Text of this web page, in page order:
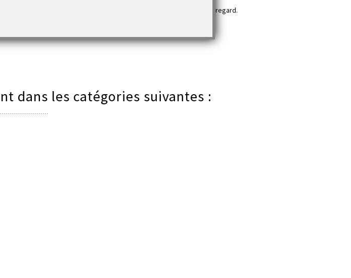
totale liberté et vous invite à lui donner vie aujourd’hui dans votre regard.
unique est une excellente
dans les catégories suivantes :